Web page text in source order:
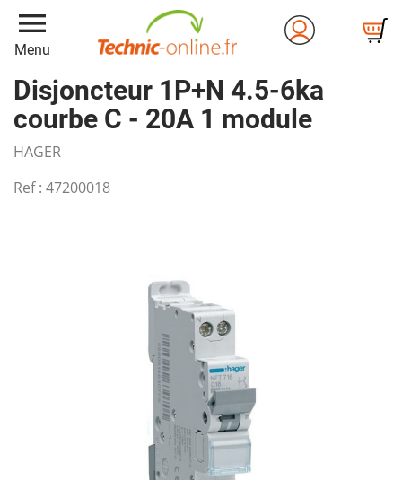
menu
Menu
Disjoncteur 1P+N 4.5-6ka
courbe C - 20A 1 module
HAGER
Ref : 47200018